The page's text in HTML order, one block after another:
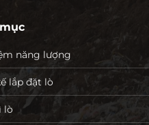
năng lượng
lắp đặt lò
lò